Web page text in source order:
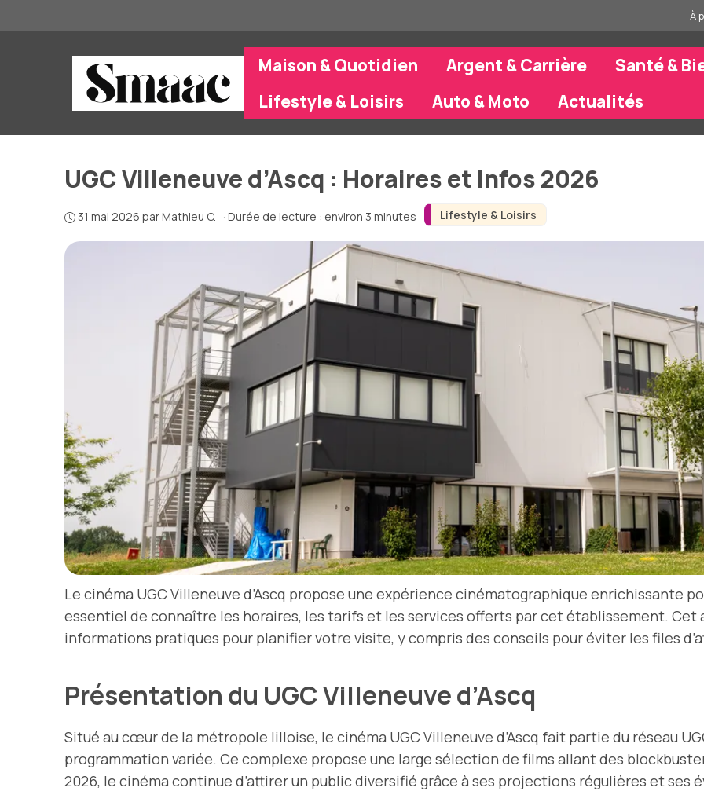
au
À
Maison & Quotidien Argent & Carrière Santé &
Lifestyle & Loisirs
Auto & Moto Actualités
Lifestyle & Loisirs
UGC Villeneuve d’Ascq : Horaires et Infos 2026
31 mai 2026 parMathieu C. · Durée de lecture : environ 3 minutes
Le cinéma UGC Villeneuve d’Ascq propose une expérience cinématographique enrichissante
essentiel de connaître les horaires, les tarifs et les services offerts par cet établissement. Cet
informations pratiques pour planifier votre visite, y compris des conseils pour éviter les files
Présentation du UGC Villeneuve d’Ascq
Situé au cœur de la métropole lilloise, le cinéma UGC Villeneuve d’Ascq fait partie du réseau
programmation variée. Ce complexe propose une large sélection de films allant des
2026, le cinéma continue d’attirer un public diversifié grâce à ses projections régulières et ses